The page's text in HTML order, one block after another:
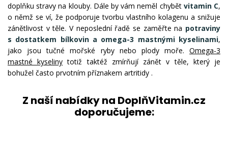
doplňku stravy na klouby. Dále by vám neměl chybět vitamin C,
o němž se ví, že podporuje tvorbu vlastního kolagenu a snižuje
zánětlivost v těle. V neposlední řadě se zaměřte na potraviny
s dostatkem bílkovin a omega-3 mastnými kyselinami,
jako jsou tučné mořské ryby nebo plody moře. Omega-3
mastné kyseliny totiž taktéž zmírňují zánět v těle, který je
bohužel často prvotním příznakem artritidy .
Z naší nabídky na DoplňVitamin.cz
doporučujeme: